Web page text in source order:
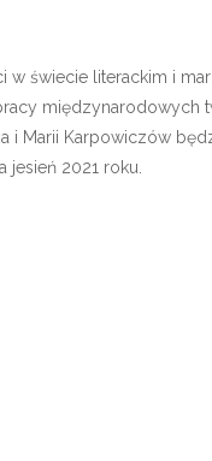
świecie literackim i
międzynarodowych
i Marii Karpowiczów
2021 roku.